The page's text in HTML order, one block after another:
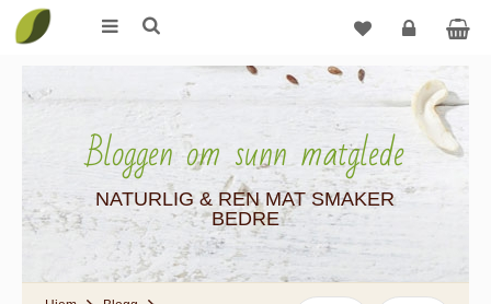
Logg
Bloggen om sunn matglede
NATURLIG & REN MAT SMAKER
BEDRE